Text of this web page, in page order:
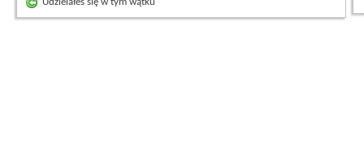
Udzielałeś się w tym wątku